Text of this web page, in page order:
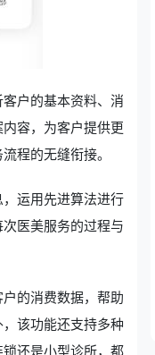
户的基本资料、消
容，为客户提供更
程的无缝衔接。
运用先进算法进行
医美服务的过程与
的消费数据，帮助
该功能还支持多种
还是小型诊所，都